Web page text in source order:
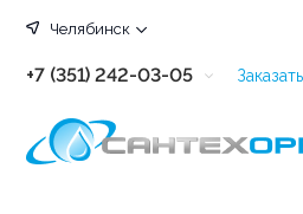
Челябинск
+7 (351) 242-03-05
+7 (351) 242-03-63